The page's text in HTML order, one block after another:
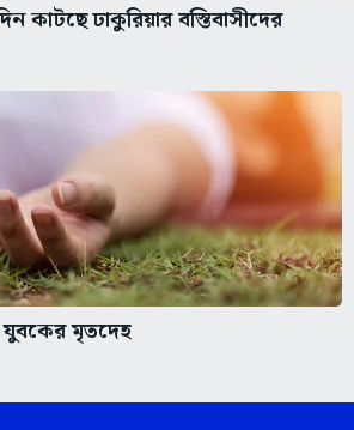
ঢাকুরিয়ার বস্তিবাসীদের
যুবকের মৃতদেহ